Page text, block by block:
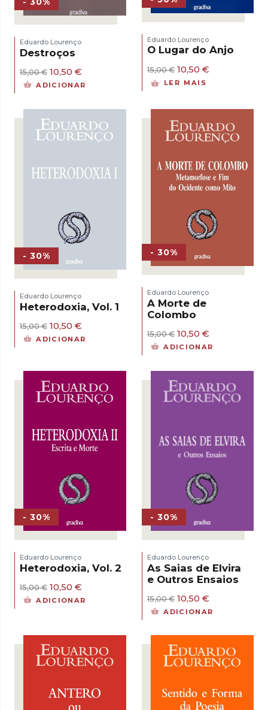
Eduardo Lourenço
Destroços
15,00€ O
preço
15,00 €.
10,50 €
preço
10,50 €.
ADICIONAR
Eduardo Lourenço
O Lugar do Anjo
15,00€ O
preço
original
15,00 €.
10,50 €O
10,50 €.
LER MAIS
- 30%
Eduardo Lourenço
Heterodoxia, Vol. 1
15,00€ O
preço
10,50 €
preço
ADICIONAR
- 30%
Eduardo Lourenço
A Morte de
Colombo
15,00€ O
preço
15,00 €.
10,50 €O
preço
10,50 €.
ADICIONAR
- 30%
Eduardo Lourenço
Heterodoxia, Vol. 2
15,00€ O
preço
10,50 €
preço
ADICIONAR
- 30%
Eduardo Lourenço
As Saias de Elvira
e Outros Ensaios
15,00€ O
preço
15,00 €.
10,50 €O
preço
10,50 €.
ADICIONAR